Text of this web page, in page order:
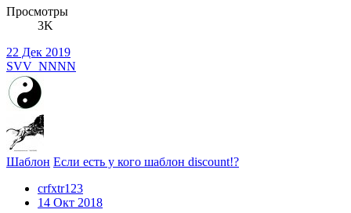
Просмотры
3K
22 Дек 2019
SVV_NNNN
Шаблон Если есть у кого шаблон discount!?
crfxtr123
14 Окт 2018